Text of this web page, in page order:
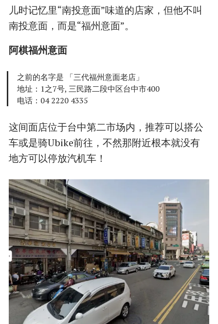
儿时记忆里“南投意面”味道的店家，但他不叫
南投意面，而是“福州意面”。
阿棋福州意面
之前的名字是 「三代福州意面老店」
地址：1之7号, 三民路二段中区台中市400
电话：04 2220 4335
这间面店位于台中第二市场内，推荐可以搭公
车或是骑Ubike前往，不然那附近根本就没有
地方可以停放汽机车！